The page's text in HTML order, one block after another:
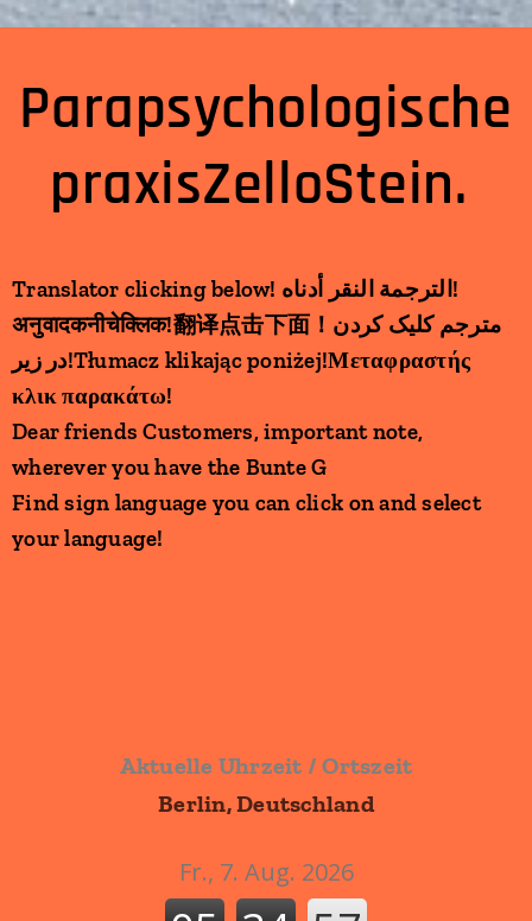
Parapsychologische
praxisZelloStein.
Translator clicking below! الترجمة النقر أدناه!
अनुवादकनीचेक्लिक!翻译点击下面！مترجم کلیک کردن
در زیر!Tłumacz klikając poniżej!Μεταφραστής
κλικ παρακάτω!
Dear friends Customers, important note,
wherever you have the Bunte G
Find sign language you can click on and select
your language!
Aktuelle Uhrzeit / Ortszeit
Berlin, Deutschland